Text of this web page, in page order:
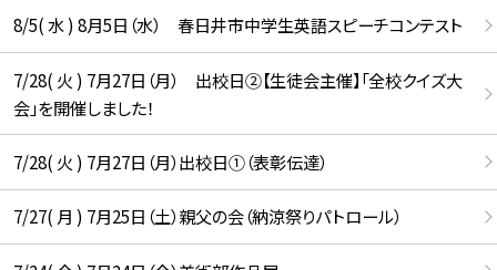
8/5( 水 ) 8月5日（水） 春日井市中学生英語スピーチコンテスト
7/28( 火 ) 7月27日（月） 出校日②【生徒会主催】「全校クイズ大
会」を開催しました！
7/28( 火 ) 7月27日（月）出校日①（表彰伝達）
7/27( 月 ) 7月25日（土）親父の会（納涼祭りパトロール）